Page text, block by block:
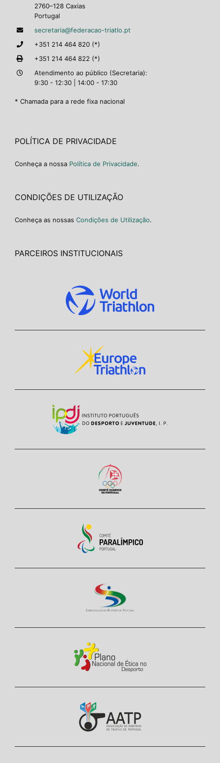
2760–128 Caxias
Portugal
secretaria@federacao-triatlo.pt
+351 214 464 820 (*)
+351 214 464 822 (*)
Atendimento ao público (Secretaria):
9:30 - 12:30 | 14:00 - 17:30
* Chamada para a rede fixa nacional
POLÍTICA DE PRIVACIDADE
Conheça a nossa Política de Privacidade.
CONDIÇÕES DE UTILIZAÇÃO
Conheça as nossas Condições de Utilização.
PARCEIROS INSTITUCIONAIS